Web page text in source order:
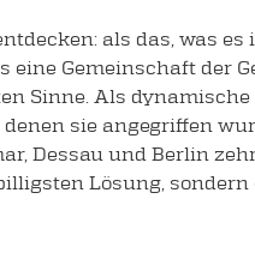
als das, was
Gemeinschaft der
Sinne. Als
sie angegriffen
Dessau und Berlin
Lösung,